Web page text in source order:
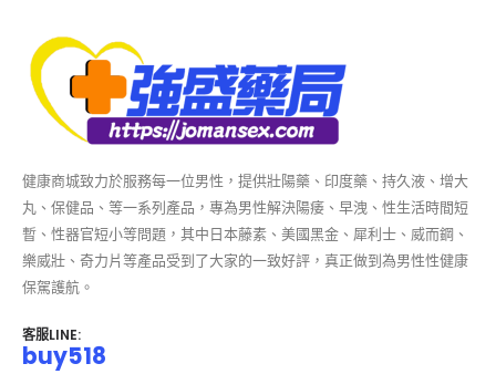
健康商城致力於服務每一位男性，提供壯陽藥、印度藥、持久液、增大
丸、保健品、等一系列產品，專為男性解決陽痿、早洩、性生活時間短
暫、性器官短小等問題，其中日本藤素、美國黑金、犀利士、威而鋼、
樂威壯、奇力片等產品受到了大家的一致好評，真正做到為男性性健康
保駕護航。
客服LINE:
buy518